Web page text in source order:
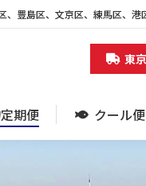
、豊島区、文京区、練馬区、
東
期便 クール便
期便 クール便